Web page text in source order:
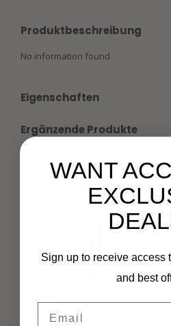
Produktbeschreibung
No information found
Eigenschaften
Ergänzende Produkte
WANT
Sign up to receive access
and best